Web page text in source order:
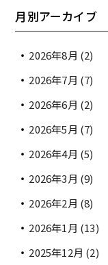
月別アーカイブ
2026年8月 (2)
2026年7月 (7)
2026年6月 (2)
2026年5月 (7)
2026年4月 (5)
2026年3月 (9)
2026年2月 (8)
2026年1月 (13)
2025年12月 (2)